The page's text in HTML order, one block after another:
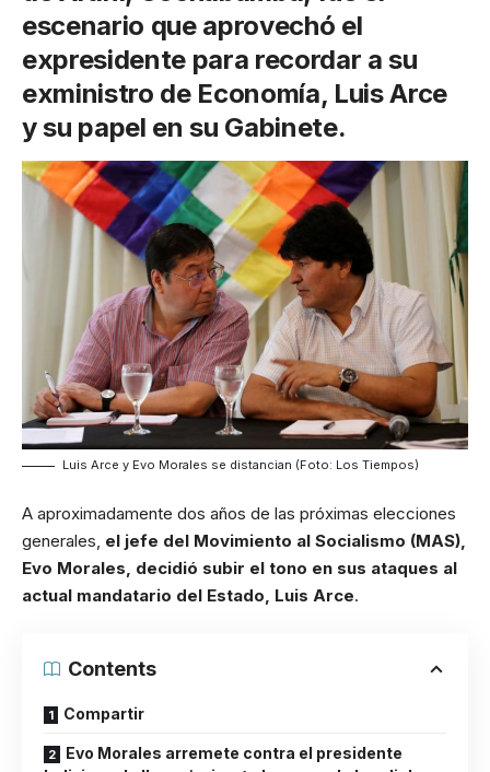
escenario que aprovechó el
expresidente para recordar a su
exministro de Economía, Luis Arce
y su papel en su Gabinete.
Luis Arce y Evo Morales se distancian (Foto: Los Tiempos)
A aproximadamente dos años de las próximas elecciones
generales, el jefe del Movimiento al Socialismo (MAS),
Evo Morales, decidió subir el tono en sus ataques al
actual mandatario del Estado, Luis Arce.
Contents
Compartir
Evo Morales arremete contra el presidente